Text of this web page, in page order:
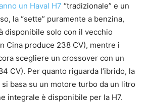
un Haval H7 “tradizionale” e un
la “sette” puramente a benzina,
disponibile solo con il vecchio
Cina produce 238 CV), mentre i
scegliere un crossover con un
CV). Per quanto riguarda l’ibrido, la
basa su un motore turbo da un litro
integrale è disponibile per la H7.